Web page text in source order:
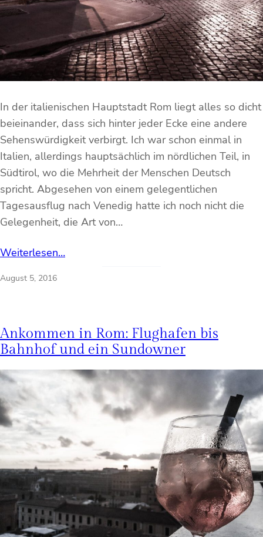
In der italienischen Hauptstadt Rom liegt alles so dicht
beieinander, dass sich hinter jeder Ecke eine andere
Sehenswürdigkeit verbirgt. Ich war schon einmal in
Italien, allerdings hauptsächlich im nördlichen Teil, in
Südtirol, wo die Mehrheit der Menschen Deutsch
spricht. Abgesehen von einem gelegentlichen
Tagesausflug nach Venedig hatte ich noch nicht die
Gelegenheit, die Art von…
Weiterlesen…
August 5, 2016
Ankommen in Rom: Flughafen bis
Bahnhof und ein Sundowner